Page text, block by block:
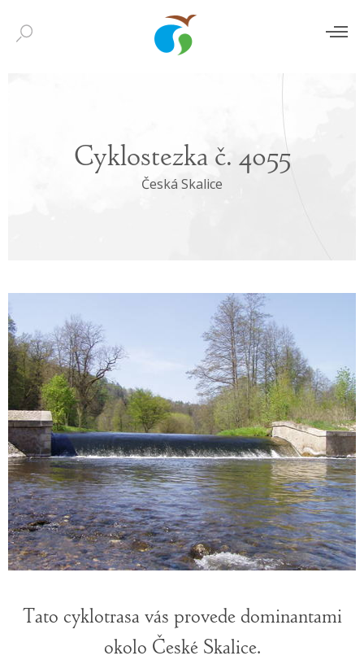
Cyklostezka č. 4055
Česká Skalice
Tato cyklotrasa vás provede dominantami
okolo České Skalice.